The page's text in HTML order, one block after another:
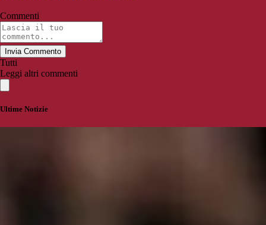
Commenti
Invia Commento
Tutti
Leggi altri commenti
Ultime Notizie